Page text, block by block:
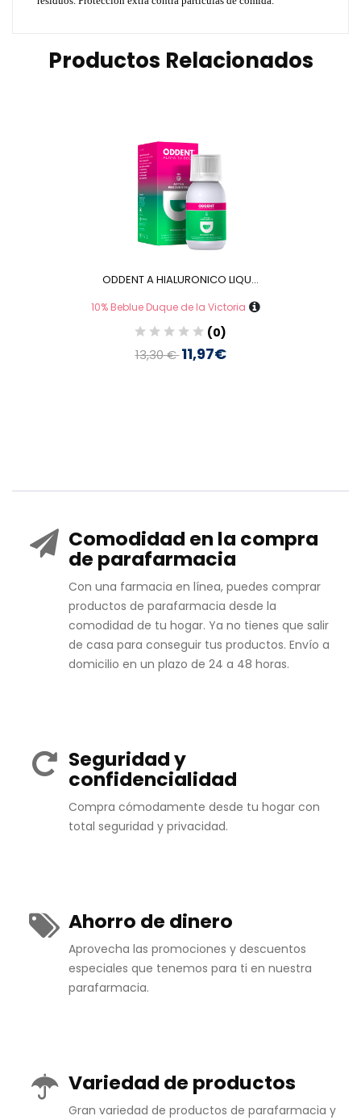
Productos Relacionados
ODDENT A HIALURONICO LIQU...
10% Beblue Duque de la Victoria
(0)
13,30 €11,97€
Comodidad en la compra
de parafarmacia
Con una farmacia en línea, puedes comprar
productos de parafarmacia desde la
comodidad de tu hogar. Ya no tienes que salir
de casa para conseguir tus productos. Envío a
domicilio en un plazo de 24 a 48 horas.
Seguridad y
confidencialidad
Compra cómodamente desde tu hogar con
total seguridad y privacidad.
Ahorro de dinero
Aprovecha las promociones y descuentos
especiales que tenemos para ti en nuestra
parafarmacia.
Variedad de productos
Gran variedad de productos de parafarmacia y